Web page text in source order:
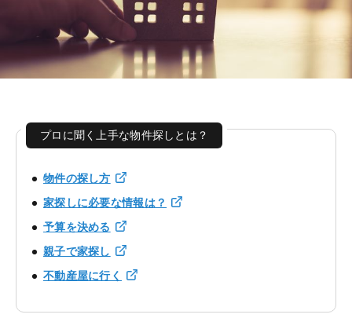
プロに聞く上手な物件探しとは？
物件の探し方
家探しに必要な情報は？
予算を決める
親子で家探し
不動産屋に行く